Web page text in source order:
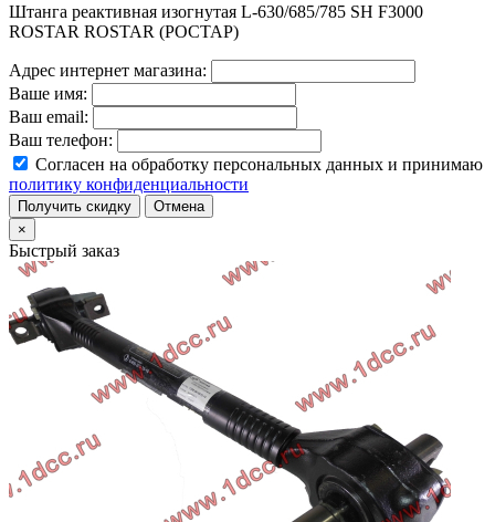
Штанга реактивная изогнутая L-630/685/785 SH F3000
ROSTAR ROSTAR (РОСТАР)
Адрес интернет магазина:
Ваше имя:
Ваш email:
Ваш телефон:
Согласен на обработку персональных данных и принимаю
политику конфиденциальности
Получить скидку
Отмена
×
Быстрый заказ